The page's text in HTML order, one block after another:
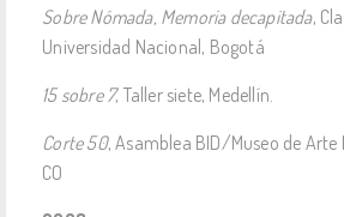
Sobre Nómada, Memoria decapitada,
Universidad Nacional, Bogotá
15 sobre 7, Taller siete, Medellín.
Corte 50, Asamblea BID/Museo de Arte
CO